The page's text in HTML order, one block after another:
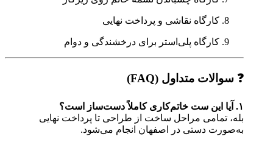
کارگاه نقاشی و پرداخت نهایی
کارگاه پلی‌استر برای درخشندگی و دوام
❓ سوالات متداول (FAQ)
۱. آیا این ست خاتم‌کاری کاملاً دست‌ساز است؟
بله، تمامی مراحل ساخت از طراحی تا پرداخت نهایی
به‌صورت دستی در اصفهان انجام می‌شود.